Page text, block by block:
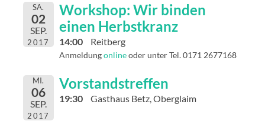
SA.
02
SEP.
2017
Workshop: Wir binden
einen Herbstkranz
14:00 Reitberg
Anmeldungonlineoder unter Tel. 0171 2677168
MI.
06
SEP.
2017
Vorstandstreffen
19:30 Gasthaus Betz, Oberglaim